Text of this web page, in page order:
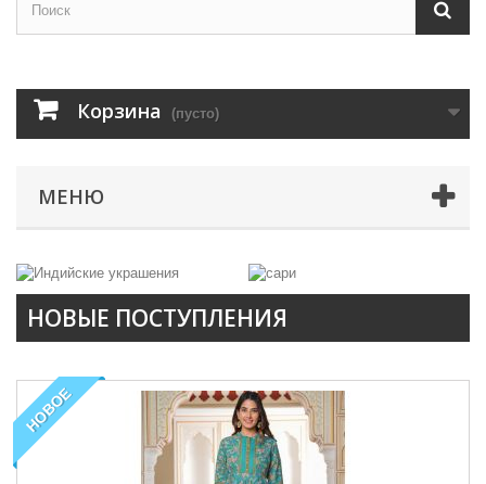
Корзина (пусто)
МЕНЮ
НОВЫЕ ПОСТУПЛЕНИЯ
НОВОЕ